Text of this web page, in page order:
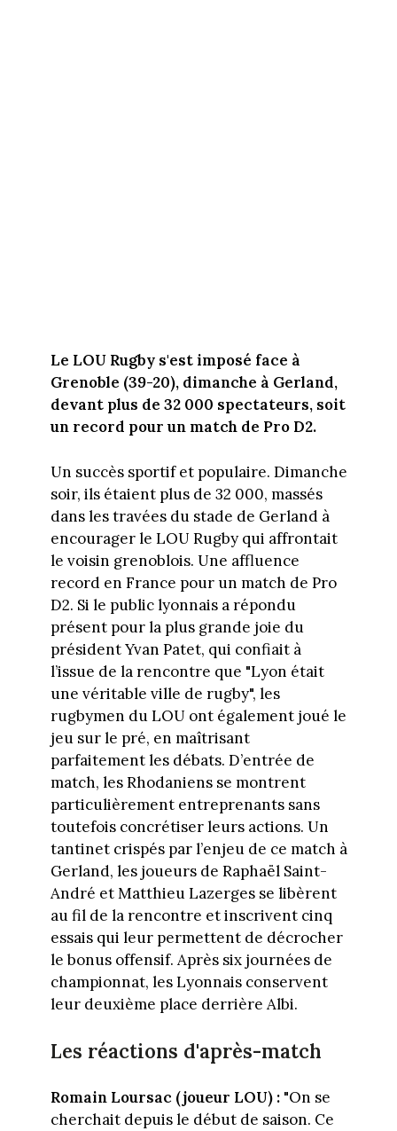
Le LOU Rugby s'est imposé face à
Grenoble (39-20), dimanche à Gerland,
devant plus de 32 000 spectateurs, soit
un record pour un match de Pro D2.
Un succès sportif et populaire. Dimanche
soir, ils étaient plus de 32 000, massés
dans les travées du stade de Gerland à
encourager le LOU Rugby qui affrontait
le voisin grenoblois. Une affluence
record en France pour un match de Pro
D2. Si le public lyonnais a répondu
présent pour la plus grande joie du
président Yvan Patet, qui confiait à
l’issue de la rencontre que "Lyon était
une véritable ville de rugby", les
rugbymen du LOU ont également joué le
jeu sur le pré, en maîtrisant
parfaitement les débats. D’entrée de
match, les Rhodaniens se montrent
particulièrement entreprenants sans
toutefois concrétiser leurs actions. Un
tantinet crispés par l’enjeu de ce match à
Gerland, les joueurs de Raphaël Saint-
André et Matthieu Lazerges se libèrent
au fil de la rencontre et inscrivent cinq
essais qui leur permettent de décrocher
le bonus offensif. Après six journées de
championnat, les Lyonnais conservent
leur deuxième place derrière Albi.
Les réactions d'après-match
Romain Loursac (joueur LOU) :"On se
cherchait depuis le début de saison. Ce